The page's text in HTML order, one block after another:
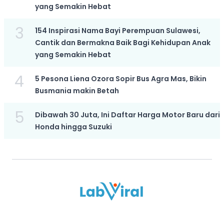
yang Semakin Hebat
3
154 Inspirasi Nama Bayi Perempuan Sulawesi,
Cantik dan Bermakna Baik Bagi Kehidupan Anak
yang Semakin Hebat
4
5 Pesona Liena Ozora Sopir Bus Agra Mas, Bikin
Busmania makin Betah
5
Dibawah 30 Juta, Ini Daftar Harga Motor Baru dari
Honda hingga Suzuki